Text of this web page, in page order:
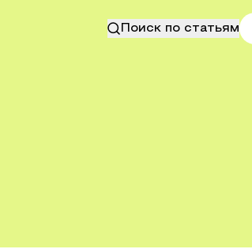
Поиск по статьям